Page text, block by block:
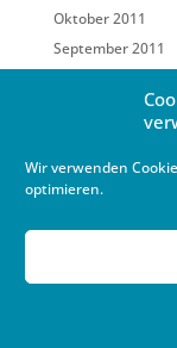
Wir verwenden
optimieren.
Oktober 2011
September 2011
Januar 2011
Dezember 2010
Oktober 2010
August 2010